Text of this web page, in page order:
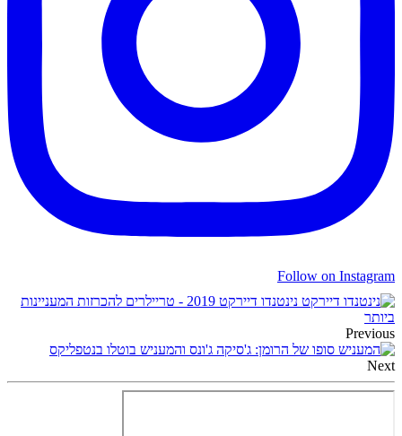
Follow on Instagram
נינטנדו דיירקט 2019 - טריילרים להכרזות המעניינות
ביותר
Previous
סופו של הרומן: ג'סיקה ג'ונס והמעניש בוטלו בנטפליקס
Next